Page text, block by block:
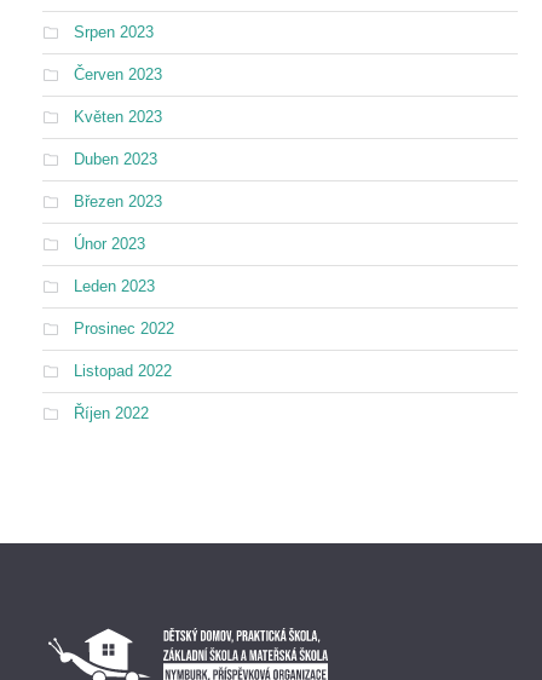
Srpen 2023
Červen 2023
Květen 2023
Duben 2023
Březen 2023
Únor 2023
Leden 2023
Prosinec 2022
Listopad 2022
Říjen 2022